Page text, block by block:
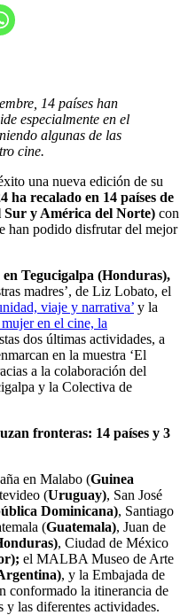
14 países han
especialmente en el
algunas de las
cine.
una nueva edición de su
ha recalado en 14 países de
y América del Norte) con
han podido disfrutar del mejor
Tegucigalpa (Honduras),
madres’, de Liz Lobato, el
viaje y narrativa’ y la
en el cine, la
dos últimas actividades, a
en la muestra ‘El
a la colaboración del
y la Colectiva de
fronteras: 14 países y 3
en Malabo (Guinea
(Uruguay), San José
Dominicana), Santiago
(Guatemala), Juan de
, Ciudad de México
el MALBA Museo de Arte
, y la Embajada de
conformado la itinerancia de
y las diferentes actividades.